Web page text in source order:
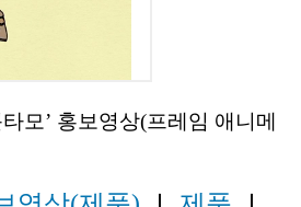
모’ 홍보영상(프레임 애니메